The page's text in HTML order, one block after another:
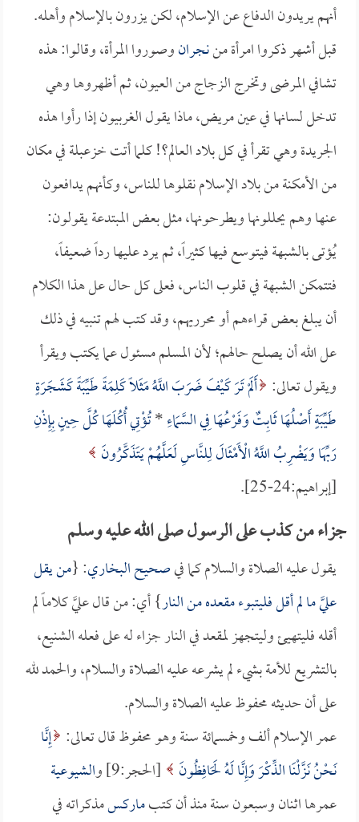
أنهم يريدون الدفاع عن الإسلام، لكن يزرون بالإسلام وأهله.
قبل أشهر ذكروا امرأة مننجرانوصوروا المرأة، وقالوا: هذه
تشافي المرضى وتخرج الزجاج من العيون، ثم أظهروها وهي
تدخل لسانها في عين مريض، ماذا يقول الغربيون إذا رأوا هذه
الجريدة وهي تقرأ في كل بلاد العالم؟! كلما أتت خزعبلة في مكان
من الأمكنة من بلاد الإسلام نقلوها للناس، وكأنهم يدافعون
عنها وهم يحللونها ويطرحونها، مثل بعض المبتدعة يقولون:
يُؤتى بالشبهة فيتوسع فيها كثيراً، ثم يرد عليها رداً ضعيفاً،
فتتمكن الشبهة في قلوب الناس، فعلى كل حال عل هذا الكلام
أن يبلغ بعض قراءهم أو محرريهم، وقد كتب لهم تنبيه في ذلك
عل الله أن يصلح حالهم؛ لأن المسلم مسئول عما يكتب ويقرأ
ويقول تعالى: أَلَمْ تَرَ كَيْفَ ضَرَبَ اللَّهُ مَثَلاً كَلِمَةً طَيِّبَةً كَشَجَرَةٍ
طَيِّبَةٍ أَصْلُهَا ثَابِتٌ وَفَرْعُهَا فِي السَّمَاءِ*تُؤْتِي أُكُلَهَا كُلَّ حِينٍ بِإِذْنِ
رَبِّهَا وَيَضْرِبُ اللَّهُ الْأَمْثَالَ لِلنَّاسِ لَعَلَّهُمْ يَتَذَكَّرُونَ
[إبراهيم:24-25].
جزاء من كذب على الرسول صلى الله عليه وسلم
يقول عليه الصلاة والسلام كما فيصحيح البخاري: {من يقل
عليَّ ما لم أقل فليتبوء مقعده من النار} أي: من قال عليَّ كلاماً لم
أقله فليتهيئ وليتجهز لمقعد في النار جزاء له على فعله الشنيع،
بالتشريع للأمة بشيء لم يشرعه عليه الصلاة والسلام، والحمد لله
على أن حديثه محفوظ عليه الصلاة والسلام.
عمر الإسلام ألف وخمسمائة سنة وهو محفوظ قال تعالى: إِنَّا
نَحْنُ نَزَّلْنَا الذِّكْرَ وَإِنَّا لَهُ لَحَافِظُونَ
[الحجر:9] و
الشيوعية
عمرها اثنان وسبعون سنة منذ أن كتبماركسمذكراته في